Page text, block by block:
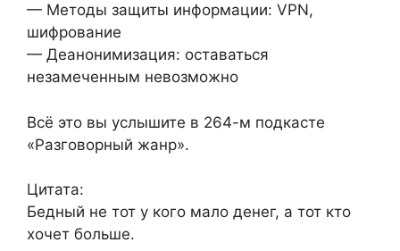
— Методы защиты информации: VPN,
шифрование
— Деанонимизация: оставаться
незамеченным невозможно
Всё это вы услышите в 264-м подкасте
«Разговорный жанр».
Цитата:
Бедный не тот у кого мало денег, а тот кто
хочет больше.